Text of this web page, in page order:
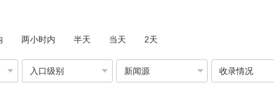
两小时内 半天 当天 2天
入口级别 新闻源 收录情况